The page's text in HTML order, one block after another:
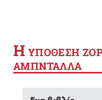
Η YΠΟΘΕΣΗ
ΑΜΠΝΤΑΛΛΑ